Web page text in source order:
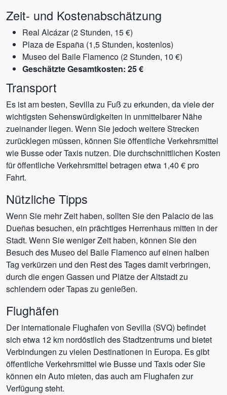
Zeit- und Kostenabschätzung
Real Alcázar (2 Stunden, 15 €)
Plaza de España (1,5 Stunden, kostenlos)
Museo del Baile Flamenco (2 Stunden, 10 €)
Geschätzte Gesamtkosten: 25 €
Transport
Es ist am besten, Sevilla zu Fuß zu erkunden, da viele der
wichtigsten Sehenswürdigkeiten in unmittelbarer Nähe
zueinander liegen. Wenn Sie jedoch weitere Strecken
zurücklegen müssen, können Sie öffentliche Verkehrsmittel
wie Busse oder Taxis nutzen. Die durchschnittlichen Kosten
für öffentliche Verkehrsmittel betragen etwa 1,40 € pro
Fahrt.
Nützliche Tipps
Wenn Sie mehr Zeit haben, sollten Sie den Palacio de las
Dueñas besuchen, ein prächtiges Herrenhaus mitten in der
Stadt. Wenn Sie weniger Zeit haben, können Sie den
Besuch des Museo del Baile Flamenco auf einen halben
Tag verkürzen und den Rest des Tages damit verbringen,
durch die engen Gassen und Plätze der Altstadt zu
schlendern oder Tapas zu genießen.
Flughäfen
Der internationale Flughafen von Sevilla (SVQ) befindet
sich etwa 12 km nordöstlich des Stadtzentrums und bietet
Verbindungen zu vielen Destinationen in Europa. Es gibt
öffentliche Verkehrsmittel wie Busse und Taxis oder Sie
können ein Auto mieten, das auch am Flughafen zur
Verfügung steht.